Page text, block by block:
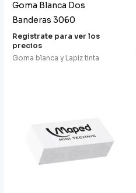
Goma Blanca Dos
Banderas 3060
Registrate para ver los
precios
Goma blanca y Lapiz tinta